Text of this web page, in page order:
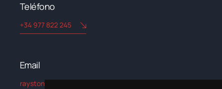
Teléfono
+34 977 822 245
Email​
rayston@kryptonchemical.com